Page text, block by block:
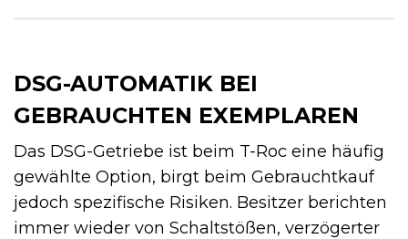
DSG-AUTOMATIK BEI
GEBRAUCHTEN EXEMPLAREN
Das DSG-Getriebe ist beim T-Roc eine häufig
gewählte Option, birgt beim Gebrauchtkauf
jedoch spezifische Risiken. Besitzer berichten
immer wieder von Schaltstößen, verzögerter